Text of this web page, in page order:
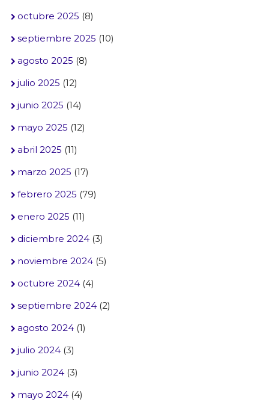
octubre 2025 (8)
septiembre 2025 (10)
agosto 2025 (8)
julio 2025 (12)
junio 2025 (14)
mayo 2025 (12)
abril 2025 (11)
marzo 2025 (17)
febrero 2025 (79)
enero 2025 (11)
diciembre 2024(3)
noviembre 2024(5)
octubre 2024(4)
septiembre 2024(2)
agosto 2024(1)
julio 2024(3)
junio 2024(3)
mayo 2024(4)